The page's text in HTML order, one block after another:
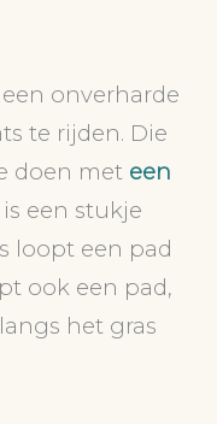
onverharde
te rijden. Die
doen met een
is een stukje
loopt een pad
ook een pad,
het gras